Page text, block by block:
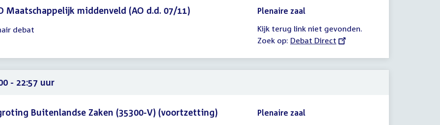
Maatschappelijk middenveld (AO d.d. 07/11)
debat
Plenaire zaal
Kijk terug link niet gevonden.
Zoek op: External
Debat Direct
- 22:57 uur
Buitenlandse Zaken (35300-V) (voortzetting)
Plenaire zaal